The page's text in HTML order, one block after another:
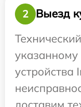
2
Выезд
указанному
устройства